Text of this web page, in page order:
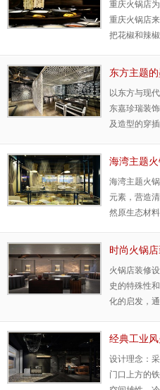
重庆火锅店
重庆火锅店
把花椒和辣
东方主题
以东方与现
东嘉珍瑞装
及造型的穿
情感共鸣。
海湾主题
海湾主题火
元素，营造
然原生态材
蔓，成功营
时尚火锅
火锅店装修
史的特殊性
化的启发，
的“画布”，
经典工业
设计理念：
门口上方的